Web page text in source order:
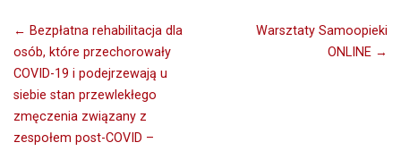
Nawigacja
wpisu
← Bezpłatna rehabilitacja dla
osób, które przechorowały
COVID-19 i podejrzewają u
siebie stan przewlekłego
zmęczenia związany z
zespołem post-COVID –
Warsztaty Samoopieki
ONLINE →